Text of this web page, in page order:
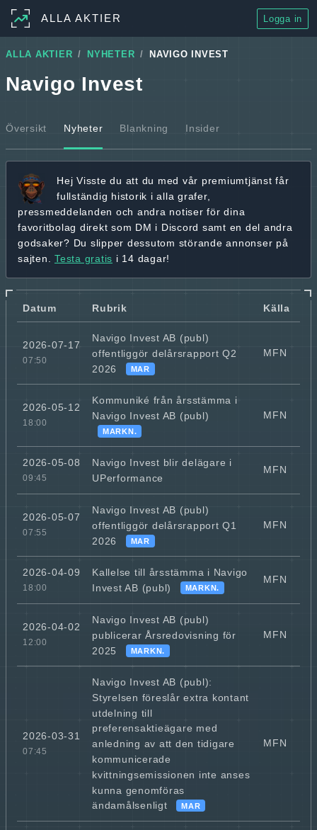
ALLA AKTIER Logga in
ALLA AKTIER NYHETER NAVIGO INVEST
Navigo Invest
Översikt Nyheter Blankning Insider
Hej Visste du att du med vår premiumtjänst får
fullständig historik i alla grafer,
pressmeddelanden och andra notiser för dina
favoritbolag direkt som DM i Discord samt en del andra
godsaker? Du slipper dessutom störande annonser på
sajten. Testa gratis i 14 dagar!
Datum Rubrik Källa
2026-07-17
07:50
Navigo Invest AB (publ)
offentliggör delårsrapport Q2
2026
MAR
MFN
2026-05-12
18:00
Kommuniké från årsstämma i
Navigo Invest AB (publ)
MARKN.
MFN
2026-05-08
09:45
Navigo Invest blir delägare i
UPerformance
MFN
2026-05-07
07:55
Navigo Invest AB (publ)
offentliggör delårsrapport Q1
2026
MAR
MFN
2026-04-09
18:00
Kallelse till årsstämma i Navigo
Invest AB (publ)
MARKN.
MFN
2026-04-02
12:00
Navigo Invest AB (publ)
publicerar Årsredovisning för
2025
MARKN.
MFN
2026-03-31
07:45
Navigo Invest AB (publ):
Styrelsen föreslår extra kontant
utdelning till
preferensaktieägare med
anledning av att den tidigare
kommunicerade
kvittningsemissionen inte anses
kunna genomföras
ändamålsenligt
MAR
MFN